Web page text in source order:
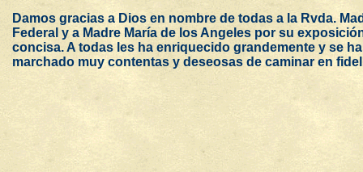
Damos gracias a Dios en nombre de todas a la Rvda.
Federal y a Madre María de los Angeles por su
concisa. A todas les ha enriquecido grandemente y se
marchado muy contentas y deseosas de caminar en